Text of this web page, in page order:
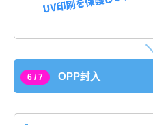
6 / 7 OPP封入